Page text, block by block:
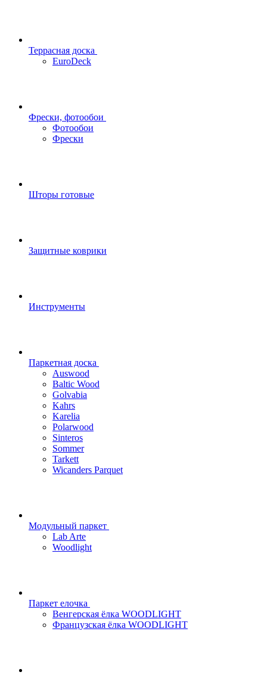
Террасная доска
EuroDeck
Фрески, фотообои
Фотообои
Фрески
Шторы готовые
Защитные коврики
Инструменты
Паркетная доска
Auswood
Baltic Wood
Golvabia
Kahrs
Karelia
Polarwood
Sinteros
Sommer
Tarkett
Wicanders Parquet
Модульный паркет
Lab Arte
Woodlight
Паркет елочка
Венгерская ёлка WOODLIGHT
Французская ёлка WOODLIGHT